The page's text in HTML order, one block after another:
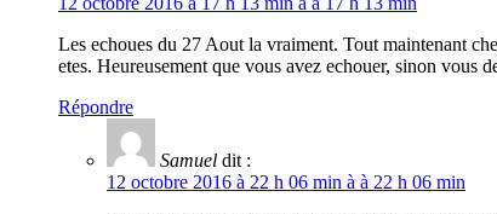
Les echoues du 27 Aout la vraiment. Tout maintenant
etes. Heureusement que vous avez echouer, sinon vous
Répondre
Samuel dit :
12 octobre 2016 à 22 h 06 min à à 22 h 06 min